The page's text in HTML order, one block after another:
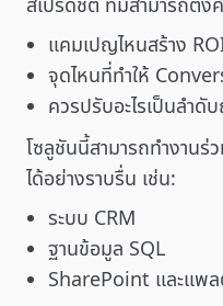
สเปรดชีต ทีมสามารถตั้ง
แคมเปญไหนสร้าง
จุดไหนที่ทำให้
ควรปรับอะไรเป็นลำดั
โซลูชันนี้สามารถทำงาน
ได้อย่างราบรื่น เช่น:
ระบบ CRM
ฐานข้อมูล SQL
SharePoint และแพ